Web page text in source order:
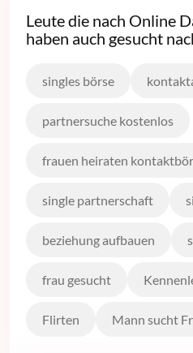
Leute die nach Online
haben auch gesucht
singles börse
partnersuche kostenlos
frauen heiraten
single partnerschaft
beziehung aufbauen
frau gesucht
Flirten Mann sucht